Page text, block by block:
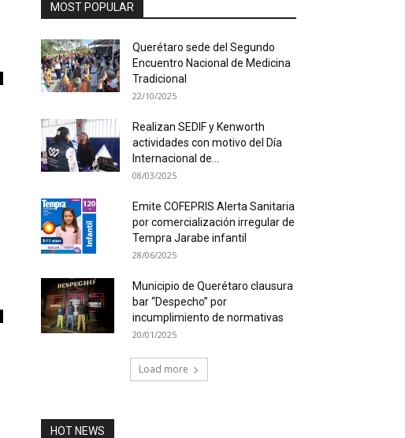
MOST POPULAR
Querétaro sede del Segundo
Encuentro Nacional de Medicina
Tradicional
22/10/2025
Realizan SEDIF y Kenworth
actividades con motivo del Día
Internacional de...
08/03/2025
Emite COFEPRIS Alerta Sanitaria
por comercialización irregular de
Tempra Jarabe infantil
28/06/2025
Municipio de Querétaro clausura
bar “Despecho” por
incumplimiento de normativas
20/01/2025
Load more
HOT NEWS